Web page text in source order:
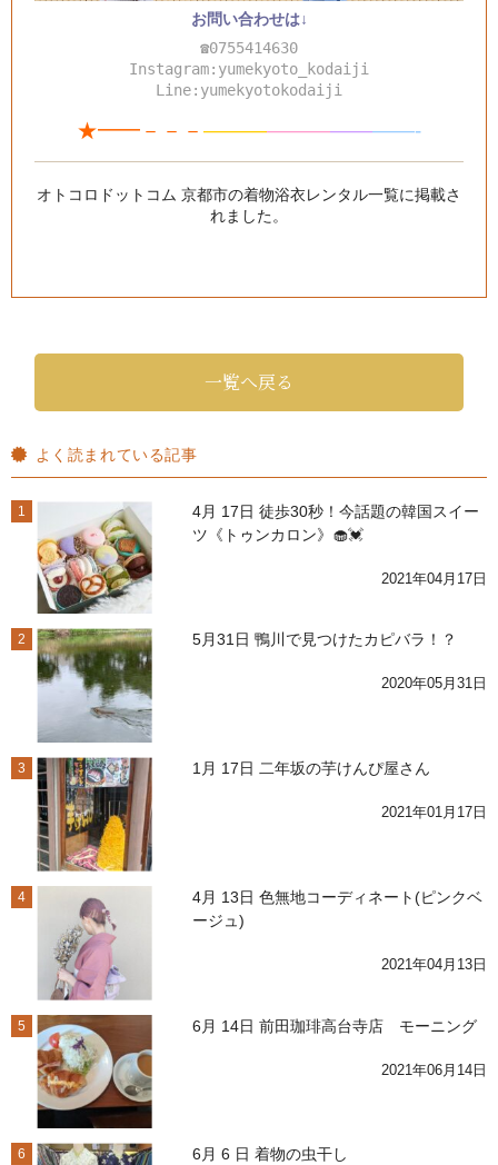
お問い合わせは↓
☎0755414630
Instagram:yumekyoto_kodaiji
Line:yumekyotokodaiji
★━━－－－ ——————————-
オトコロドットコム 京都市の着物浴衣レンタル一覧に掲載さ
れました。
一覧へ戻る
よく読まれている記事
1
4月 17日 徒歩30秒！今話題の韓国スイー
ツ《トゥンカロン》🧁💓
2021年04月17日
2 5月31日 鴨川で見つけたカピバラ！？
2020年05月31日
3 1月 17日 二年坂の芋けんぴ屋さん
2021年01月17日
4
4月 13日 色無地コーディネート(ピンクベ
ージュ)
2021年04月13日
5 6月 14日 前田珈琲高台寺店 モーニング
2021年06月14日
6 6月 6 日 着物の虫干し